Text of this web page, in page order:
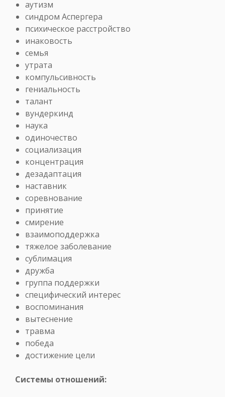
аутизм
синдром Аспергера
психическое расстройство
инаковость
семья
утрата
компульсивность
гениальность
талант
вундеркинд
наука
одиночество
социализация
концентрация
дезадаптация
наставник
соревнование
принятие
смирение
взаимоподдержка
тяжелое заболевание
сублимация
дружба
группа поддержки
специфический интерес
воспоминания
вытеснение
травма
победа
достижение цели
Системы отношений: